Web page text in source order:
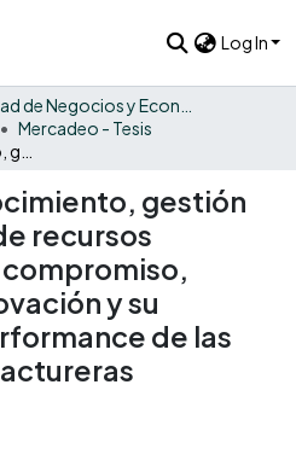
Log In
Mercadeo - Tesis
gestión
recursos
y su
de las